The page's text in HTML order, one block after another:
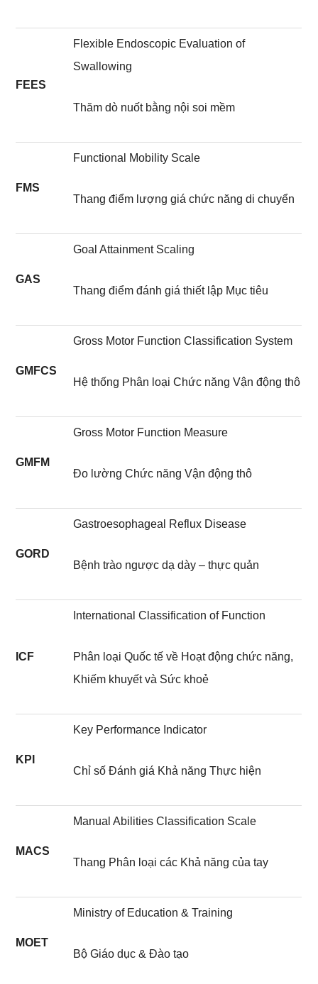
FEES
Flexible Endoscopic Evaluation of
Swallowing
Thăm dò nuốt bằng nội soi mềm
FMS
Functional Mobility Scale
Thang điểm lượng giá chức năng di chuyển
GAS
Goal Attainment Scaling
Thang điểm đánh giá thiết lập Mục tiêu
GMFCS
Gross Motor Function Classification System
Hệ thống Phân loại Chức năng Vận động thô
GMFM
Gross Motor Function Measure
Đo lường Chức năng Vận động thô
GORD
Gastroesophageal Reflux Disease
Bệnh trào ngược dạ dày – thực quản
ICF
International Classification of Function
Phân loại Quốc tế về Hoạt động chức năng,
Khiếm khuyết và Sức khoẻ
KPI
Key Performance Indicator
Chỉ số Đánh giá Khả năng Thực hiện
MACS
Manual Abilities Classification Scale
Thang Phân loại các Khả năng của tay
MOET
Ministry of Education & Training
Bộ Giáo dục & Đào tạo